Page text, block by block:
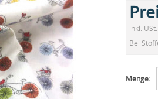
inkl. USt.
Bei
Menge: